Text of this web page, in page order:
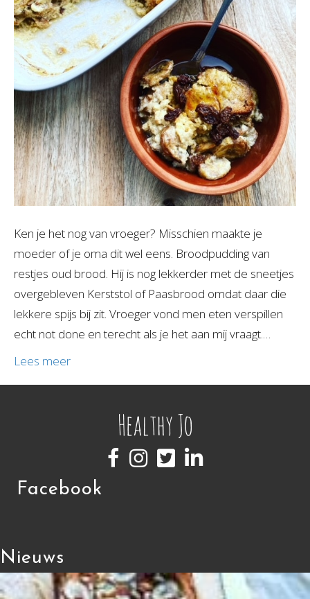
Ken je het nog van vroeger? Misschien maakte je
moeder of je oma dit wel eens. Broodpudding van
restjes oud brood. Hij is nog lekkerder met de sneetjes
overgebleven Kerststol of Paasbrood omdat daar die
lekkere spijs bij zit. Vroeger vond men eten verspillen
echt not done en terecht als je het aan mij vraagt.…
Lees meer
Facebook
Nieuws